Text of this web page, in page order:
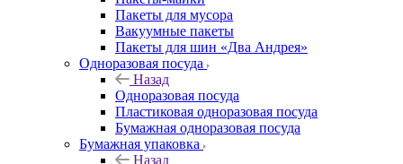
Пакеты для мусора
Вакуумные пакеты
Пакеты для шин «Два Андрея»
Одноразовая посуда
Назад
Одноразовая посуда
Пластиковая одноразовая посуда
Бумажная одноразовая посуда
Бумажная упаковка
Назад